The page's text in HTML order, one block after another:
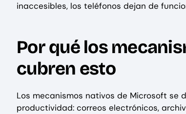
inaccesibles, los teléfonos dejan de
Por qué los
cubren esto
Los mecanismos nativos de Microsoft
productividad: correos electrónicos,